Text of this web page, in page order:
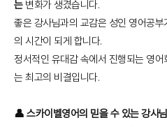
는변화가 생겼습니다.
좋은 강사님과의 교감은 성인 영어공
의 시간이 되게 합니다.
정서적인 유대감 속에서 진행되는 영
는 최고의 비결입니다.
👤 스카이벨영어의 믿을 수 있는 강사